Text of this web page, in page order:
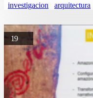
investigacion arquitectura
19